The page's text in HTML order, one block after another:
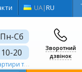
UA|RU
Зворотний
дзвінок
Пн-Сб
10-20
будинки